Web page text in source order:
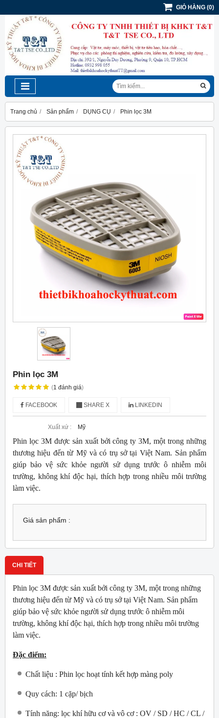
GIỎ HÀNG (0)
Trang chủ Sản phẩm DỤNG CỤ Phin lọc 3M
Phin lọc 3M
(1 đánh giá)
FACEBOOK SHARE X LINKEDIN
Xuất xứ : Mỹ
Phin lọc 3M được sản xuất bởi công ty 3M, một trong những
thương hiệu đến từ Mỹ và có trụ sở tại Việt Nam. Sản phẩm
giúp bảo vệ sức khỏe người sử dụng trước ô nhiễm môi
trường, không khí độc hại, thích hợp trong nhiều môi trường
làm việc.
Giá sản phẩm :
CHI TIẾT
Phin lọc 3M được sản xuất bởi công ty 3M, một trong những
thương hiệu đến từ Mỹ và có trụ sở tại Việt Nam. Sản phẩm
giúp bảo vệ sức khỏe người sử dụng trước ô nhiễm môi
trường, không khí độc hại, thích hợp trong nhiều môi trường
làm việc.
Đặc điểm:
Chất liệu : Phin lọc hoạt tính kết hợp màng poly
Quy cách: 1 cặp/ bịch
Tính năng: lọc khí hữu cơ và vô cơ : OV / SD / HC / CL /